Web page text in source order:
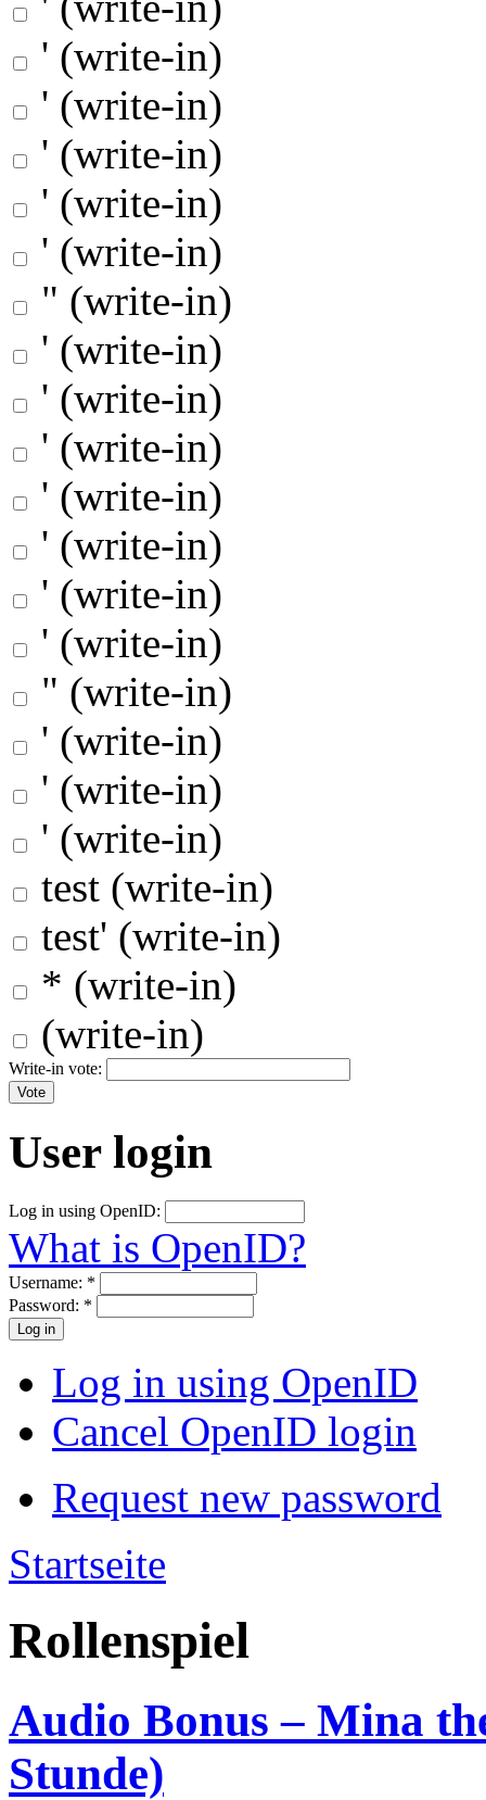
' (write-in)
' (write-in)
' (write-in)
' (write-in)
' (write-in)
" (write-in)
' (write-in)
' (write-in)
' (write-in)
' (write-in)
' (write-in)
' (write-in)
' (write-in)
" (write-in)
' (write-in)
' (write-in)
' (write-in)
test (write-in)
test' (write-in)
* (write-in)
(write-in)
Write-in vote:
User login
Log in using OpenID:
What is OpenID?
Username: *
Password: *
Log in using OpenID
Cancel OpenID login
Request new password
Startseite
Rollenspiel
Audio Bonus – Mina
Stunde)